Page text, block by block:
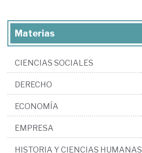
Materias
CIENCIAS SOCIALES
DERECHO
ECONOMÍA
EMPRESA
HISTORIA Y CIENCIAS HUMANAS